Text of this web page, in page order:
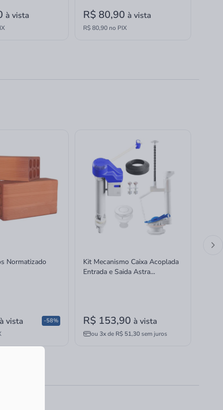
à vista R$ 80,90à vista
R$ 80,90 no PIX
Normatizado
à vista -58%
Kit Mecanismo Caixa Acoplada
Entrada e Saida Astra
R$ 153,90à vista
ou 3xde R$ 51,30sem juros